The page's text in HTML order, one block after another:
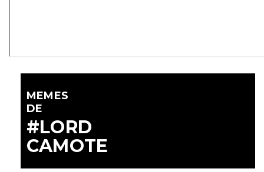
MEMES
DE
#LORD
CAMOTE